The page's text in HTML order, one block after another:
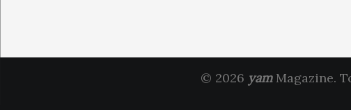
© 2026 yamMagazine.